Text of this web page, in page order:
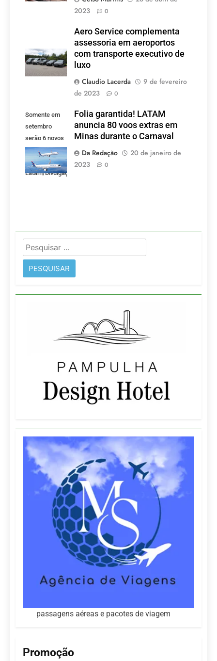
2023
0
Aero Service complementa
assessoria em aeroportos
com transporte executivo de
luxo
Claudio Lacerda
9 de fevereiro
de 2023
0
Somente em
setembro
serão 6 novos
voos criados
pela LATAM.
Latam/Divulgação)
Folia garantida! LATAM
anuncia 80 voos extras em
Minas durante o Carnaval
Da Redação
20 de janeiro de
2023
0
Pesquisar
por:
passagens aéreas e pacotes de viagem
Promoção